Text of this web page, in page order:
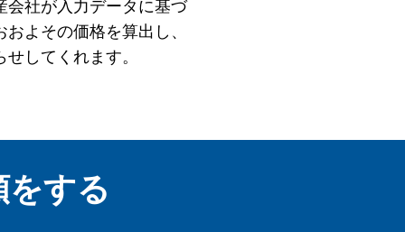
会社が入力データに基づ
およその価格を算出し、
せしてくれます。
をする